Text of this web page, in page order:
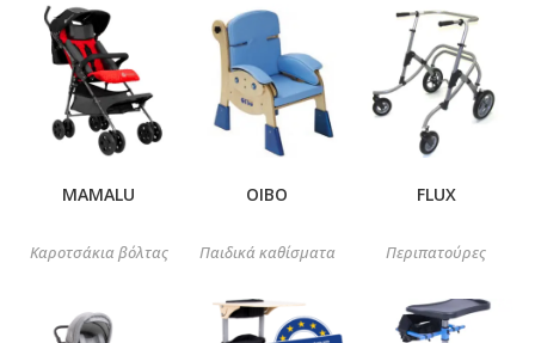
MAMALU
Καροτσάκια βόλτας
OIBO
Παιδικά καθίσματα
FLUX
Περιπατούρες